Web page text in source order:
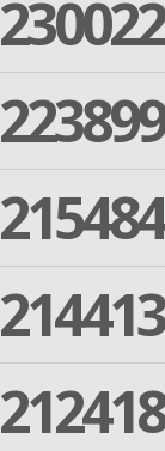
230022
223899
215484
214413
212418